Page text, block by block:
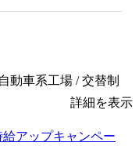
動車系工場 / 交替制
詳細を表示